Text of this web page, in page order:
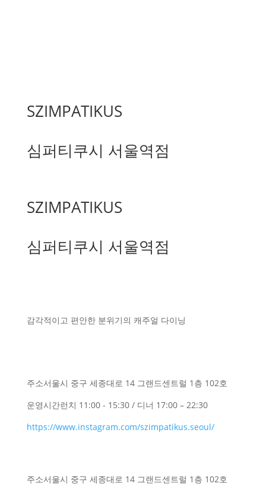
SZIMPATIKUS
심퍼티쿠시 서울역점
SZIMPATIKUS
심퍼티쿠시 서울역점
감각적이고 편안한 분위기의 캐주얼 다이닝
주소서울시 중구 세종대로 14 그랜드센트럴 1층 102호
운영시간런치 11:00 - 15:30 / 디너 17:00 – 22:30
https://www.instagram.com/szimpatikus.seoul/
주소서울시 중구 세종대로 14 그랜드센트럴 1층 102호